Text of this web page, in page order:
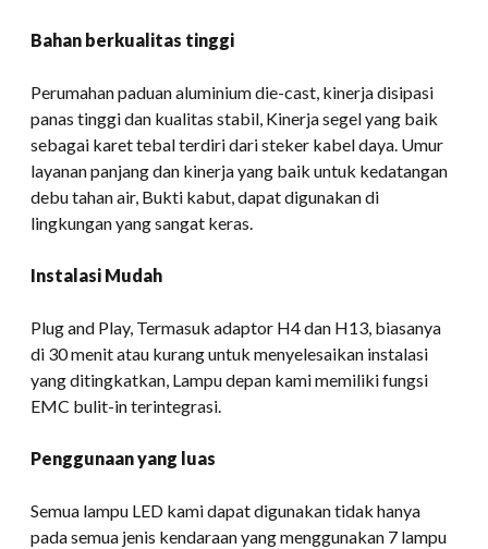
Bahan berkualitas tinggi
Perumahan paduan aluminium die-cast, kinerja disipasi
panas tinggi dan kualitas stabil, Kinerja segel yang baik
sebagai karet tebal terdiri dari steker kabel daya. Umur
layanan panjang dan kinerja yang baik untuk kedatangan
debu tahan air, Bukti kabut, dapat digunakan di
lingkungan yang sangat keras.
Instalasi Mudah
Plug and Play, Termasuk adaptor H4 dan H13, biasanya
di 30 menit atau kurang untuk menyelesaikan instalasi
yang ditingkatkan, Lampu depan kami memiliki fungsi
EMC bulit-in terintegrasi.
Penggunaan yang luas
Semua lampu LED kami dapat digunakan tidak hanya
pada semua jenis kendaraan yang menggunakan 7 lampu